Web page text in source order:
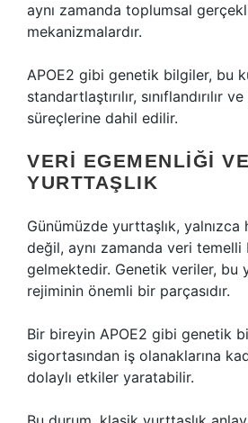
aynı zamanda toplumsal
mekanizmalardır.
APOE2 gibi genetik bilgiler, bu
standartlaştırılır, sınıflandırılır
süreçlerine dahil edilir.
VERI EGEMENLIĞI VE
YURTTAŞLIK
Günümüzde yurttaşlık,
değil, aynı zamanda veri
gelmektedir. Genetik veriler, bu
rejiminin önemli bir parçasıdır.
Bir bireyin APOE2 gibi genetik
sigortasından iş olanaklarına
dolaylı etkiler yaratabilir.